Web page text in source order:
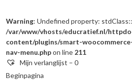
Warning: Undefined property:
/var/www/vhosts/educratief.nl/
content/plugins/smart-
nav-menu.phpon line 211
Mijn verlanglijst – 0
Beginpagina